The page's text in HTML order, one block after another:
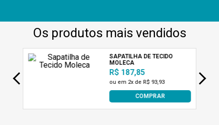
A AB Uniformes utiliza tecnologias de acordo com nossa política de
privacidade e termos de uso, incluindo cookies. Ao permanecer navegando,
você concorda com estas condições